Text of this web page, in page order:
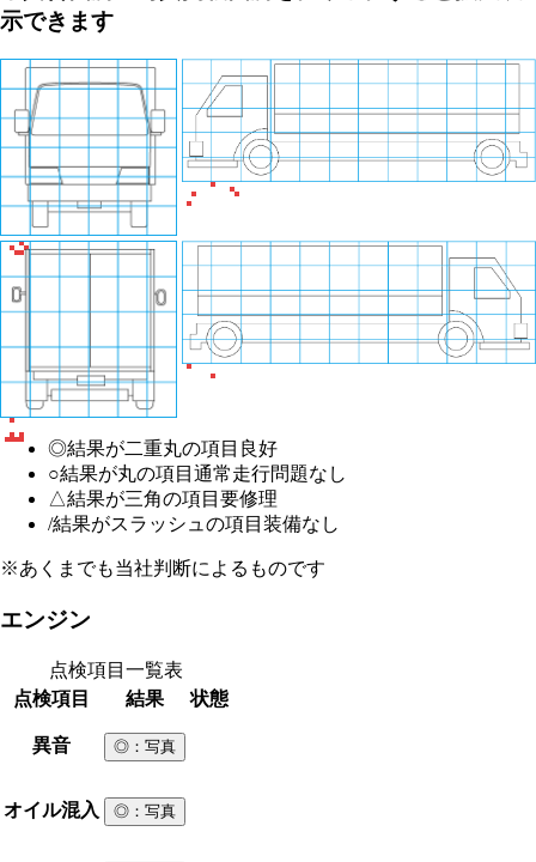
示できます
◎結果が二重丸の項目 良好
○結果が丸の項目 通常走行問題なし
△結果が三角の項目 要修理
/結果がスラッシュの項目 装備なし
※あくまでも当社判断によるものです
エンジン
点検項目一覧表
点検項目
結果 状態
異音 ◎ ：写真
オイル混入 ◎ ：写真